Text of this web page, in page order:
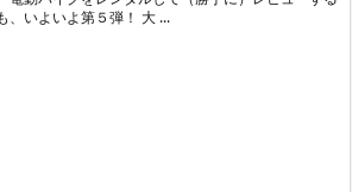
、いよいよ第５弾！ 大 ...